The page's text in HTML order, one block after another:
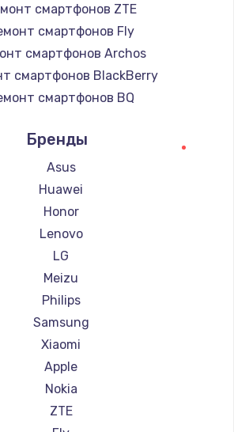
смартфонов ZTE
смартфонов Fly
смартфонов Archos
смартфонов BlackBerry
смартфонов BQ
смартфонов Digma
смартфонов Ginzzu
смартфонов Highscreen
смартфонов Irbis
смартфонов Kyocera
смартфонов LeEco
смартфонов OnePlus
смартфонов teXet
смартфонов Motorola
смартфонов Prestigio
смартфонов Vertex
смартфонов Microsoft
смартфонов Sharp
Бренды
Asus
Huawei
Honor
Lenovo
LG
Meizu
Philips
Samsung
Xiaomi
Apple
Nokia
ZTE